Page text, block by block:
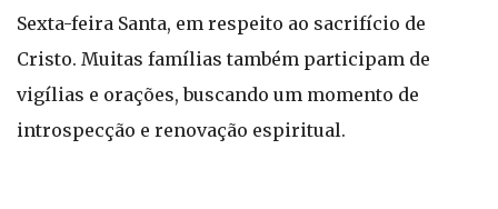
Sexta-feira Santa, em respeito ao sacrifício de
Cristo. Muitas famílias também participam de
vigílias e orações, buscando um momento de
introspecção e renovação espiritual.